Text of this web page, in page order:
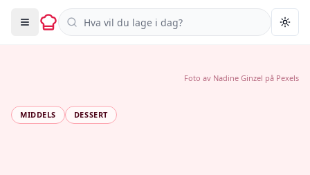
Søk i oppskrifter
MIDDELS DESSERT
Foto av Nadine Ginzel på Pexels